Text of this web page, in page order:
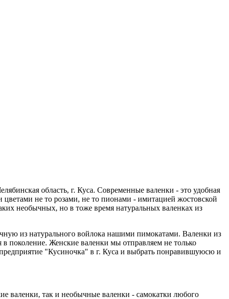
область, г. Куса. Современные валенки - это удобная
не то розами, не то пионами - имитацией жостовской
необычных, но в тоже время натуральных валенках из
из натурального войлока нашими пимокатами. Валенки из
поколение. Женские валенки мы отправляем не только
"Кусиночка" в г. Куса и выбрать понравившуюсю и
валенки, так и необычные валенки - самокатки любого